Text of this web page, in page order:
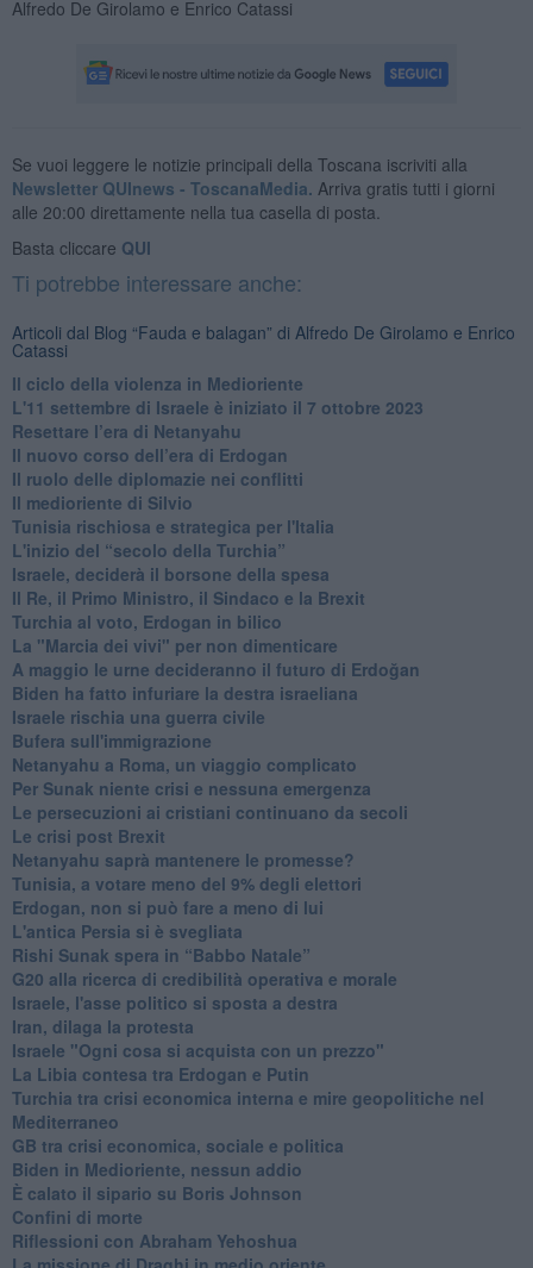
Alfredo De Girolamo e Enrico Catassi
Se vuoi leggere le notizie principali della Toscana iscriviti alla
Newsletter QUInews - ToscanaMedia. Arriva gratis tutti i giorni
alle 20:00 direttamente nella tua casella di posta.
Basta cliccare QUI
Ti potrebbe interessare anche:
Articoli dal Blog “Fauda e balagan” di Alfredo De Girolamo e Enrico
Catassi
Il ciclo della violenza in Medioriente
L'11 settembre di Israele è iniziato il 7 ottobre 2023
Resettare l’era di Netanyahu
​Il nuovo corso dell’era di Erdogan
Il ruolo delle diplomazie nei conflitti
Il medioriente di Silvio
Tunisia rischiosa e strategica per l'Italia
L'inizio del “secolo della Turchia”
Israele, deciderà il borsone della spesa
Il Re, il Primo Ministro, il Sindaco e la Brexit
Turchia al voto, Erdogan in bilico
La "Marcia dei vivi" per non dimenticare
A maggio le urne decideranno il futuro di Erdoğan
Biden ha fatto infuriare la destra israeliana
Israele rischia una guerra civile
Bufera sull'immigrazione
Netanyahu a Roma, un viaggio complicato
Per Sunak niente crisi e nessuna emergenza
Le persecuzioni ai cristiani continuano da secoli
Le crisi post Brexit
Netanyahu saprà mantenere le promesse?
Tunisia, a votare meno del 9% degli elettori
Erdogan, non si può fare a meno di lui
L'antica Persia si è svegliata
Rishi Sunak spera in “Babbo Natale”
G20 alla ricerca di credibilità operativa e morale
Israele, l'asse politico si sposta a destra
Iran, dilaga la protesta
Israele "Ogni cosa si acquista con un prezzo"
La Libia contesa tra Erdogan e Putin
Turchia tra crisi economica interna e mire geopolitiche nel
Mediterraneo
GB tra crisi economica, sociale e politica
Biden in Medioriente, nessun addio
È calato il sipario su Boris Johnson
Confini di morte
Riflessioni con Abraham Yehoshua